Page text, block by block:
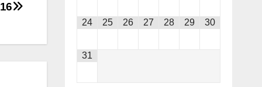
24 25 26 27 28 29 30
31